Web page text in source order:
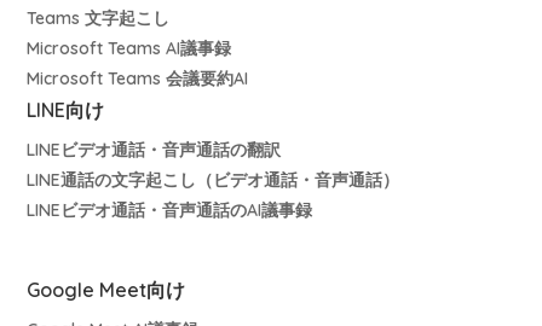
Teams 文字起こし
Microsoft Teams AI議事録
Microsoft Teams 会議要約AI
LINE向け
LINEビデオ通話・音声通話の翻訳
LINE通話の文字起こし（ビデオ通話・音声通話）
LINEビデオ通話・音声通話のAI議事録
Google Meet向け